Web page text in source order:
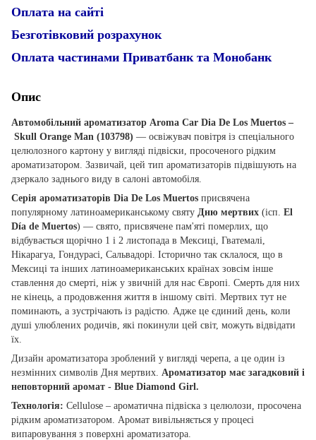
Оплата на сайті
Безготівковий розрахунок
Оплата частинами Приватбанк та Монобанк
Опис
Автомобільний ароматизатор Aroma Car Dia De Los Muertos –
Skull Orange Man (103798) — освіжувач повітря із спеціального
целюлозного картону у вигляді підвіски, просоченого рідким
ароматизатором. Зазвичай, цей тип ароматизаторів підвішують на
дзеркало заднього виду в салоні автомобіля.
Серія ароматизаторів Dia De Los Muertos присвячена
популярному латиноамериканському святу Дню мертвих (ісп. El
Día de Muertos) — свято, присвячене пам'яті померлих, що
відбувається щорічно 1 і 2 листопада в Мексиці, Гватемалі,
Нікарагуа, Гондурасі, Сальвадорі. Історично так склалося, що в
Мексиці та інших латиноамериканських країнах зовсім інше
ставлення до смерті, ніж у звичній для нас Європі. Смерть для них
не кінець, а продовження життя в іншому світі. Мертвих тут не
поминають, а зустрічають із радістю. Адже це єдиний день, коли
душі улюблених родичів, які покинули цей світ, можуть відвідати
їх.
Дизайн ароматизатора зроблений у вигляді черепа, а це один із
незмінних символів Дня мертвих. Ароматизатор має загадковий і
неповторний аромат - Blue Diamond Girl.
Технологія: Cellulose – ароматична підвіска з целюлози, просочена
рідким ароматизатором. Аромат вивільняється у процесі
випаровування з поверхні ароматизатора.